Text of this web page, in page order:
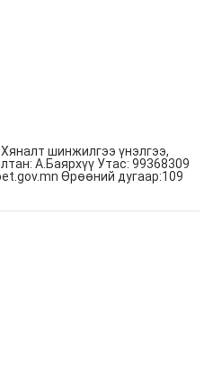
шинжилгээ үнэлгээ,
А.Баярхүү Утас: 99368309
Өрөөний дугаар:109